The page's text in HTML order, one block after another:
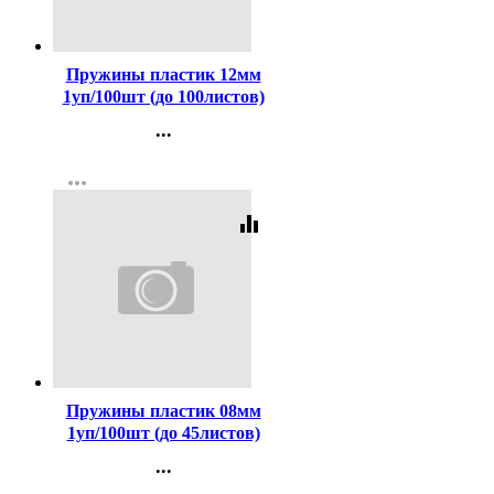
Пружины пластик 12мм
1уп/100шт (до 100листов)
арт.4125506
...
Регистрация
more_horiz
equalizer
Пружины пластик 08мм
1уп/100шт (до 45листов)
арт.4125502
...